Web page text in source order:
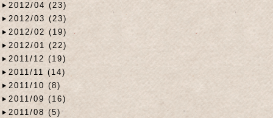
2012/04 (23)
2012/03 (23)
2012/02 (19)
2012/01 (22)
2011/12 (19)
2011/11 (14)
2011/10 (8)
2011/09 (16)
2011/08 (5)